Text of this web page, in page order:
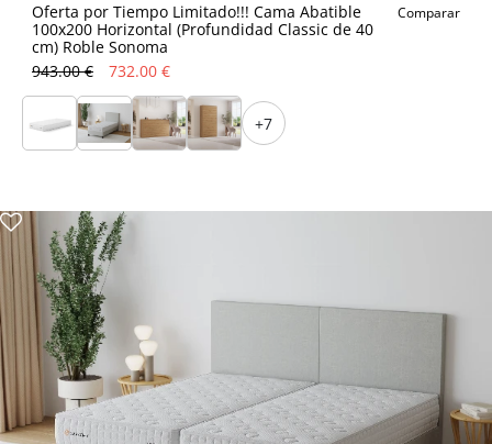
Oferta por Tiempo Limitado!!! Cama Abatible
100x200 Horizontal (Profundidad Classic de 40
cm) Roble Sonoma
Comparar
943.00 € 732.00 €
+7